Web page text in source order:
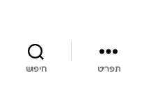
תפריט חיפוש